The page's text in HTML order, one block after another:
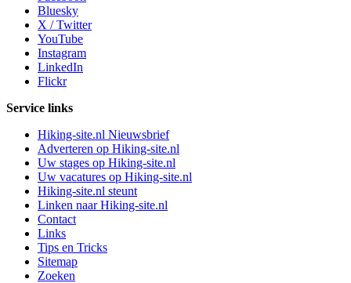
Bluesky
X / Twitter
YouTube
Instagram
LinkedIn
Flickr
Service links
Hiking-site.nl Nieuwsbrief
Adverteren op Hiking-site.nl
Uw stages op Hiking-site.nl
Uw vacatures op Hiking-site.nl
Hiking-site.nl steunt
Linken naar Hiking-site.nl
Contact
Links
Tips en Tricks
Sitemap
Zoeken